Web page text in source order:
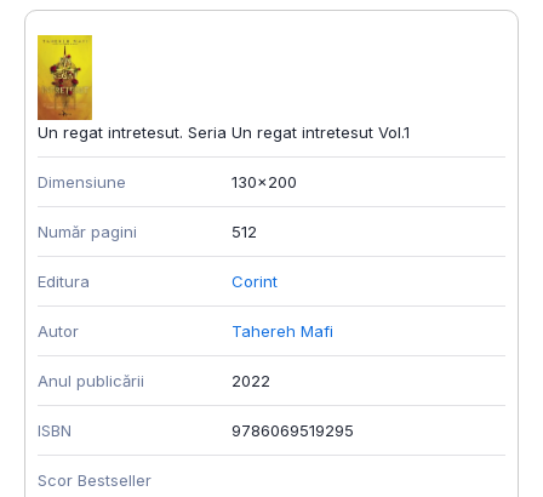
Un regat intretesut. Seria Un regat intretesut Vol.1
Dimensiune 130x200
Număr pagini 512
Editura Corint
Autor Tahereh Mafi
Anul publicării 2022
ISBN 9786069519295
Scor Bestseller